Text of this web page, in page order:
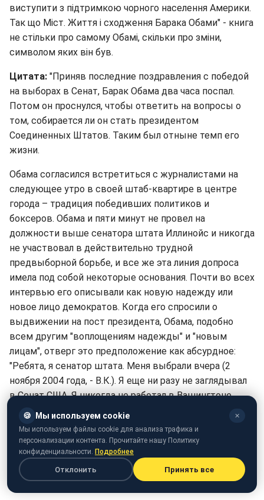
виступити з підтримкою чорного населення Америки.
Так що Міст. Життя і сходження Барака Обами" - книга
не стільки про самому Обамі, скільки про зміни,
символом яких він був.
Цитата: "Приняв последние поздравления с победой
на выборах в Сенат, Барак Обама два часа поспал.
Потом он проснулся, чтобы ответить на вопросы о
том, собирается ли он стать президентом
Соединенных Штатов. Таким был отныне темп его
жизни.
Обама согласился встретиться с журналистами на
следующее утро в своей штаб-квартире в центре
города – традиция победивших политиков и
боксеров. Обама и пяти минут не провел на
должности выше сенатора штата Иллинойс и никогда
не участвовал в действительно трудной
предвыборной борьбе, и все же эта линия допроса
имела под собой некоторые основания. Почти во всех
интервью его описывали как новую надежду или
новое лицо демократов. Когда его спросили о
выдвижении на пост президента, Обама, подобно
всем другим "воплощениям надежды" и "новым
лицам", отверг это предположение как абсурдное:
"Ребята, я сенатор штата. Меня выбрали вчера (2
ноября 2004 года, - В.К.). Я еще ни разу не заглядывал
в Сенат США. Я никогда не работал в Вашингтоне.
Идея, что я так или иначе могу планировать
баллотироваться на более высокую должность,
звучит просто абсурдно. Как мне представляется, я
займу 99 место в иерархии. Первые несколько
месяцев моей работы в Сенате США я буду искать
туалеты и пользоваться телефонами".
🍪 Мы используем cookie ✕
Мы используем файлы cookie для анализа трафика и
персонализации контента. Прочитайте нашу Политику
конфиденциальности. Подробнее
Отклонить Принять все